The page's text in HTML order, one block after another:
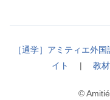
［通学］アミティエ外国
イト
| 教
©